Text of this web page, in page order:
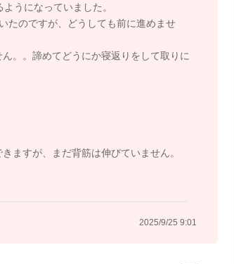
うになっていました。
たのですが、どうしても前に進めませ
。。諦めてどうにか寝返りをして取りに
ますが、まだ背筋は伸びていません。
2025/9/25 9:01